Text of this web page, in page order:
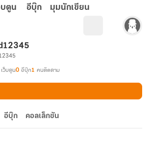
บตูน อีบุ๊ก มุมนักเขียน
เว็บตูน0 อีบุ๊ก1 คนติดตาม
อีบุ๊ก คอลเล็กชัน